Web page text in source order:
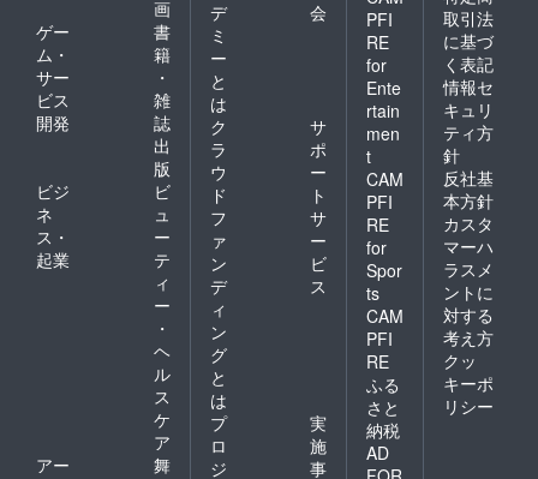
画
ゲー
ム・
サー
ビス
開発
書
籍
・
雑
誌
出
版
ビジ
ネ
ス・
起業
ビ
ュ
ー
テ
ィ
ー
・
ヘ
ル
ス
ケ
ア
アー
舞
デ
ミ
ー
と
は
会
ク
ラ
ウ
ド
フ
ァ
ン
デ
ィ
ン
グ
と
は
サ
ポ
ー
ト
サ
ー
ビ
ス
プ
ロ
ジ
実
施
事
PFI
RE
for
Ente
rtain
men
t
CAM
PFI
RE
for
Spor
ts
CAM
PFI
RE
ふる
さと
納税
AD
取引法
に基づ
く表記
情報セ
キュリ
ティ方
針
反社基
本方針
カスタ
マーハ
ラスメ
ントに
対する
考え方
クッ
キーポ
リシー